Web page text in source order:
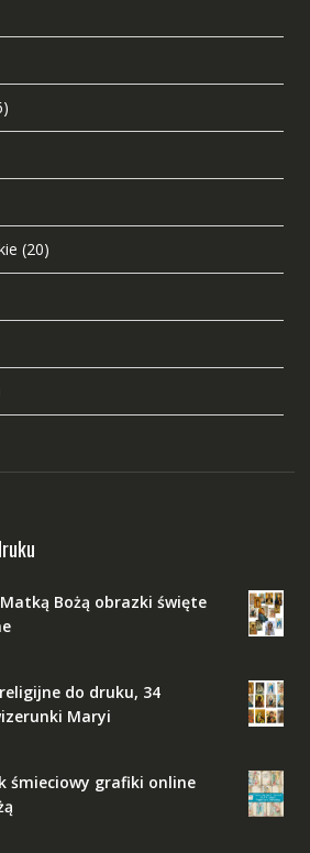
(20)
Bożą obrazki święte
do druku, 34
Maryi
śmieciowy grafiki online